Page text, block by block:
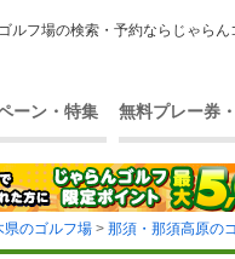
ゴルフ場の検索・予約ならじゃらん
ーン・特集 無料プレー券
県のゴルフ場 > 那須・那須高原の